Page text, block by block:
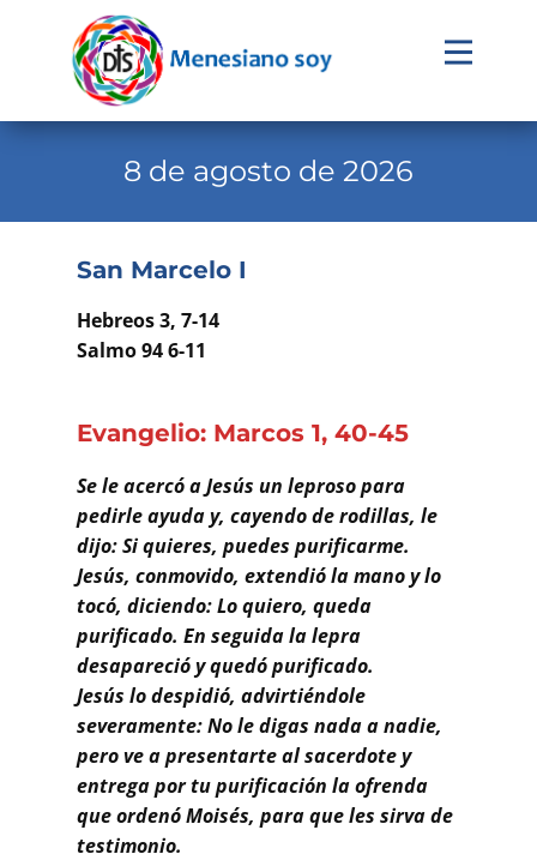
Evangelio
Familia Menesiana
Recursos
Contacto
Buscar
8 de agosto de 2026
San Marcelo I
Hebreos 3, 7-14
Salmo 94 6-11
Evangelio: Marcos 1, 40-45
Se le acercó a Jesús un leproso para
pedirle ayuda y, cayendo de rodillas, le
dijo: Si quieres, puedes purificarme.
Jesús, conmovido, extendió la mano y lo
tocó, diciendo: Lo quiero, queda
purificado. En seguida la lepra
desapareció y quedó purificado.
Jesús lo despidió, advirtiéndole
severamente: No le digas nada a nadie,
pero ve a presentarte al sacerdote y
entrega por tu purificación la ofrenda
que ordenó Moisés, para que les sirva de
testimonio.